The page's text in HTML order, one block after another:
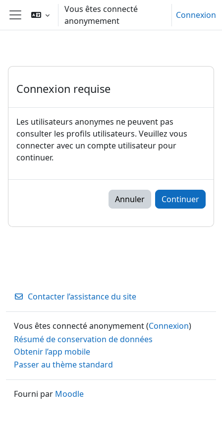
Passer au contenu principal
Panneau latéral
Vous êtes connecté
anonymement
Connexion
Connexion requise
Les utilisateurs anonymes ne peuvent pas
consulter les profils utilisateurs. Veuillez vous
connecter avec un compte utilisateur pour
continuer.
Annuler Continuer
Contacter l’assistance du site
Vous êtes connecté anonymement (Connexion)
Résumé de conservation de données
Obtenir l’app mobile
Passer au thème standard
Fourni par Moodle